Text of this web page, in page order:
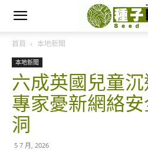
首頁 本地新聞
本地新聞
六成英國兒童
專家憂新網絡
洞
5 7 月, 2026